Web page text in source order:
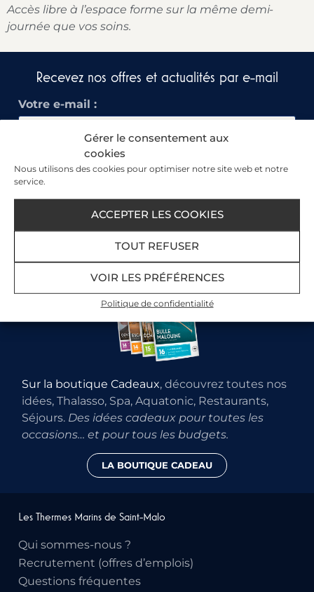
Gérer le consentement aux
cookies
Nous utilisons des cookies pour optimiser notre site web et notre
service.
ACCEPTER LES COOKIES
TOUT REFUSER
VOIR LES PRÉFÉRENCES
Politique de confidentialité
Accès libre à l’espace forme sur la même demi-
journée que vos soins.
Offrez du bien-être en cadeau
Sur la boutique Cadeaux, découvrez toutes nos
idées, Thalasso, Spa, Aquatonic, Restaurants,
Séjours. Des idées cadeaux pour toutes les
occasions… et pour tous les budgets.
LA BOUTIQUE CADEAU
Recevez nos offres et actualités par e-mail​
Votre e-mail :
Les Thermes Marins de Saint-Malo
Qui sommes-nous ?
Recrutement (offres d’emplois)
Questions fréquentes